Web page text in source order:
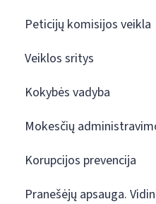
Peticijų komisijos veikla
Veiklos sritys
Kokybės vadyba
Mokesčių
Korupcijos prevencija
Pranešėjų apsauga.